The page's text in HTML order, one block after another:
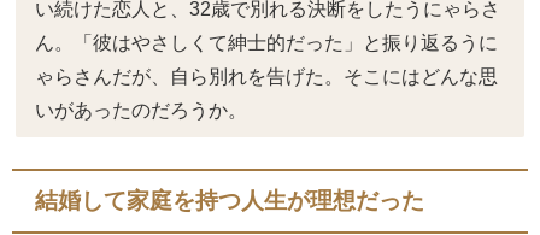
い続けた恋人と、32歳で別れる決断をしたうにゃらさ
ん。「彼はやさしくて紳士的だった」と振り返るうに
ゃらさんだが、自ら別れを告げた。そこにはどんな思
いがあったのだろうか。
結婚して家庭を持つ人生が理想だった